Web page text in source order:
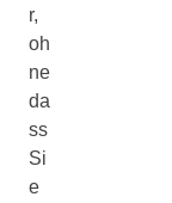
r,
oh
ne
da
ss
Si
e